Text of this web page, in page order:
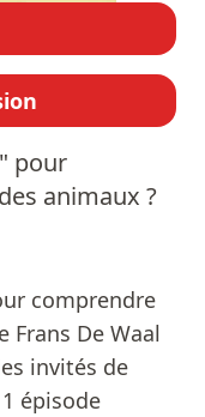
pour
animaux ?
comprendre
Frans De Waal
invités de
épisode